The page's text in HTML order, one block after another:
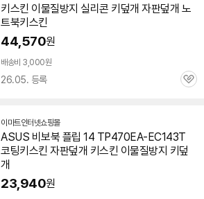
키스킨 이물질방지 실리콘 키덮개 자판덮개 노
트북키스킨
44,570원
배송비 3,000원
26.05. 등록
관
이마트인터넷쇼핑몰
ASUS 비보북 플립 14 TP470EA-EC143T
코팅키스킨 자판덮개 키스킨 이물질방지 키덮
개
23,940원